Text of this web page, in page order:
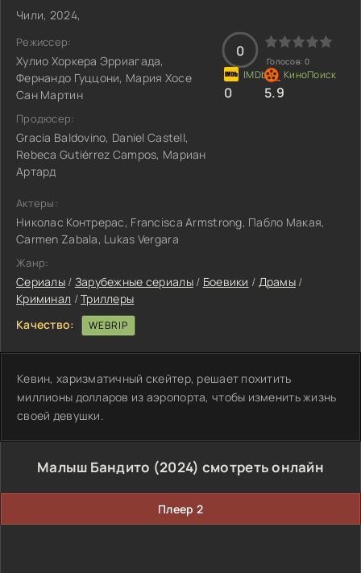
Чили, 2024,
Режиссер:
Хулио Хоркера Эрриагада,
Фернандо Гуццони, Мария Хосе
Сан Мартин
Продюсер:
Gracia Baldovino, Daniel Castell,
Rebeca Gutiérrez Campos, Мариан
Артард
0
Голосов: 0
0 5.9
Актеры:
Николас Контрерас, Francisca Armstrong, Пабло Макая,
Carmen Zabala, Lukas Vergara
Жанр:
Сериалы/ Зарубежные сериалы/ Боевики / Драмы/
Криминал /Триллеры
Качество:
WEBRIP
Кевин, харизматичный скейтер, решает похитить
миллионы долларов из аэропорта, чтобы изменить жизнь
своей девушки.
Малыш Бандито (2024) смотреть онлайн
Плеер 2